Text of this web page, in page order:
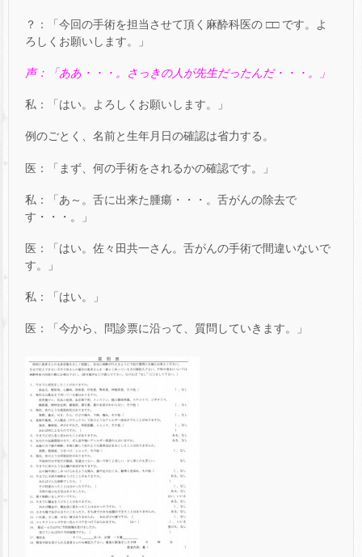
？：「今回の手術を担当させて頂く麻酔科医の □□ です。よ
ろしくお願いします。」
声：「ああ・・・。さっきの人が先生だったんだ・・・。」
私：「はい。よろしくお願いします。」
例のごとく、名前と生年月日の確認は省力する。
医：「まず、何の手術をされるかの確認です。」
私：「あ～。舌に出来た腫瘍・・・。舌がんの除去で
す・・・。」
医：「はい。佐々田共一さん。舌がんの手術で間違いないで
す。」
私：「はい。」
医：「今から、問診票に沿って、質問していきます。」